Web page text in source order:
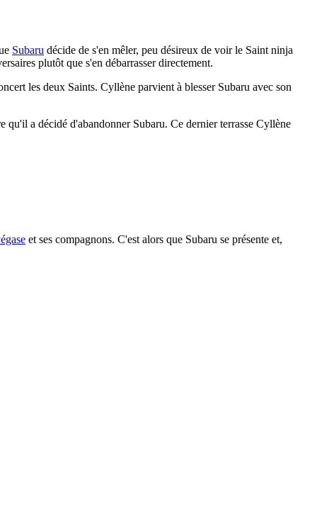
Subaru décide de s'en mêler, peu désireux de voir le Saint ninja
plutôt que s'en débarrasser directement.
les deux Saints. Cyllène parvient à blesser Subaru avec son
qu'il a décidé d'abandonner Subaru. Ce dernier terrasse Cyllène
et ses compagnons. C'est alors que Subaru se présente et,
!